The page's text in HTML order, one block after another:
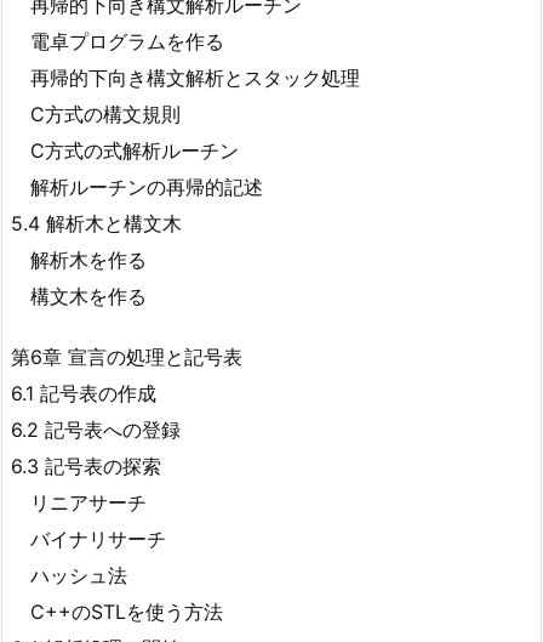
電卓プログラムを作る
再帰的下向き構文解析とスタック処理
C方式の構文規則
C方式の式解析ルーチン
解析ルーチンの再帰的記述
5.4 解析木と構文木
解析木を作る
構文木を作る
第6章 宣言の処理と記号表
6.1 記号表の作成
6.2 記号表への登録
6.3 記号表の探索
リニアサーチ
バイナリサーチ
ハッシュ法
C++のSTLを使う方法